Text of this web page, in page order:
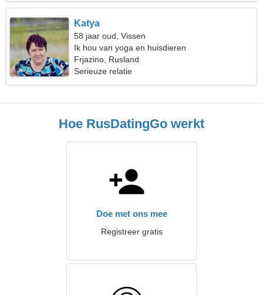
Katya
58 jaar oud, Vissen
Ik hou van yoga en huisdieren
Frjazino, Rusland
Serieuze relatie
Hoe RusDatingGo werkt
Doe met ons mee
Registreer gratis